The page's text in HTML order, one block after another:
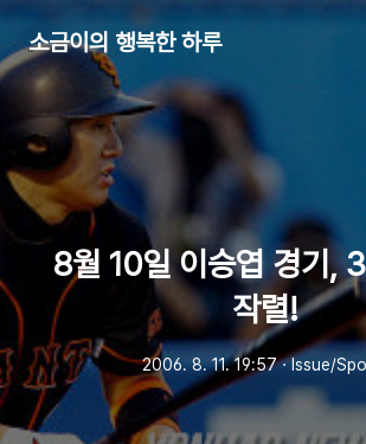
소금이의 행복한 하루
8월 10일 이승엽 경기,
작렬!
2006. 8. 11. 19:57ㆍ Issue/